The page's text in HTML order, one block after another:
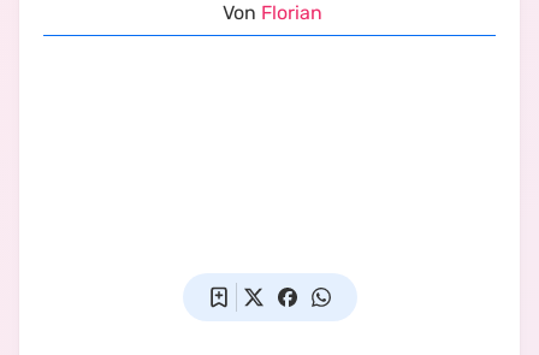
Von Florian